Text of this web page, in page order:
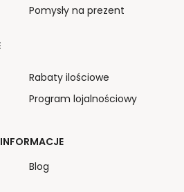
Pomysły na prezent
Rabaty ilościowe
Program lojalnościowy
Blog